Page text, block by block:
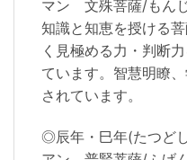
マン 文殊菩薩/もん
知識と知恵を授ける
く見極める力・判断
ています。智慧明瞭
されています。
◎辰年・巳年(たつど